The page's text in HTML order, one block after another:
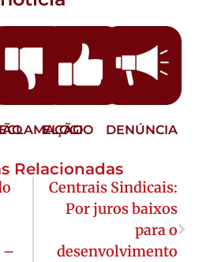
ELOGIO DENÚNCIA
Relacionadas
–
Centrais Sindicais:
Por juros baixos
para o
desenvolvimento